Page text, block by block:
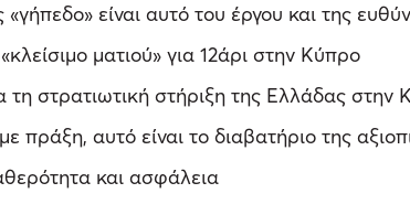
είναι αυτό του έργου και της
ματιού» για 12άρι στην Κύπρο
στρατιωτική στήριξη της Ελλάδας στην
αυτό είναι το διαβατήριο της
και ασφάλεια